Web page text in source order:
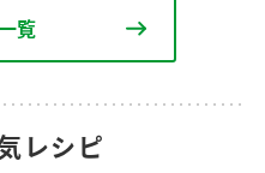
覧
レシピ